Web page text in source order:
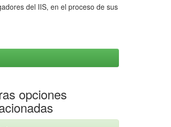
del IIS, en el proceso de sus
opciones